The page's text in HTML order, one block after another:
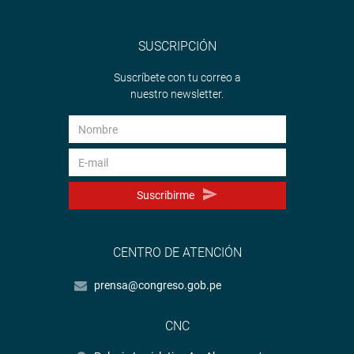
SUSCRIPCIÓN
Suscríbete con tu correo a
nuestro newsletter.
Suscribirme
CENTRO DE ATENCIÓN
prensa@congreso.gob.pe
CNC